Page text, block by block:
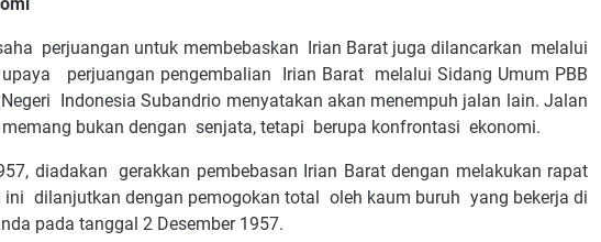
perjuangan untuk membebaskan Irian Barat juga dilancarkan melalui
perjuangan pengembalian Irian Barat melalui Sidang Umum PBB
Indonesia Subandrio menyatakan akan menempuh jalan lain. Jalan
memang bukan dengan senjata, tetapi berupa konfrontasi ekonomi.
diadakan gerakkan pembebasan Irian Barat dengan melakukan rapat
dilanjutkan dengan pemogokan total oleh kaum buruh yang bekerja di
pada tanggal 2 Desember 1957.